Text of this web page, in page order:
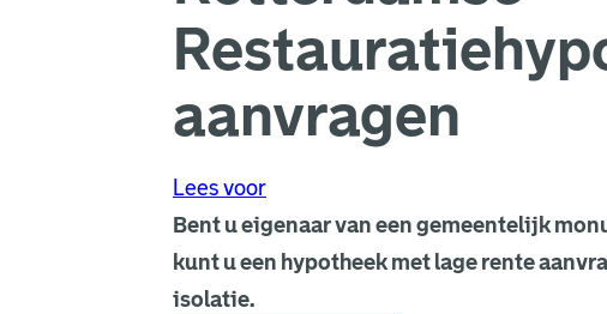
aanvragen
Lees voor
Bent u eigenaar van een gemeentelijk
kunt u een hypotheek met lage rente
isolatie.